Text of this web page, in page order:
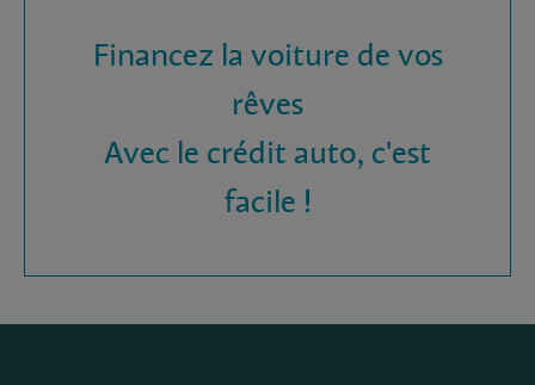
Financez la voiture de vos
rêves
Avec le crédit auto, c'est
facile !